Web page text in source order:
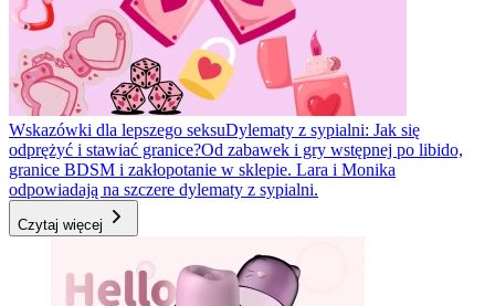
Wskazówki dla lepszego seksuDylematy z sypialni: Jak się
odprężyć i stawiać granice?Od zabawek i gry wstępnej po libido,
granice BDSM i zakłopotanie w sklepie. Lara i Monika
odpowiadają na szczere dylematy z sypialni.
Czytaj więcej